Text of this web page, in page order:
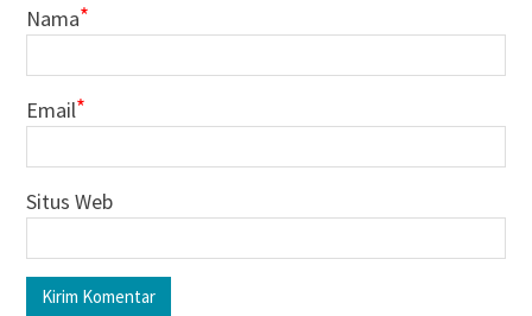
Nama*
Email*
Situs Web